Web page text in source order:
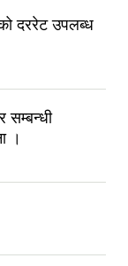
दररेट उपलब्ध
सम्बन्धी
।